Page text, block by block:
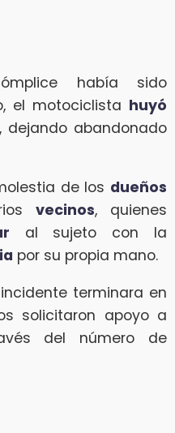
había sido
el motociclista huyó
dejando abandonado
de los dueños
vecinos, quienes
al sujeto con la
por su propia mano.
terminara en
solicitaron apoyo a
del número de